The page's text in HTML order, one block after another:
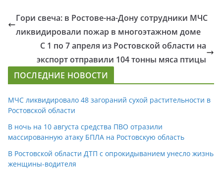
Гори свеча: в Ростове-на-Дону сотрудники МЧС
ликвидировали пожар в многоэтажном доме
С 1 по 7 апреля из Ростовской области на
экспорт отправили 104 тонны мяса птицы
ПОСЛЕДНИЕ НОВОСТИ
МЧС ликвидировало 48 загораний сухой растительности в
Ростовской области
В ночь на 10 августа средства ПВО отразили
массированную атаку БПЛА на Ростовскую область
В Ростовской области ДТП с опрокидыванием унесло жизнь
женщины-водителя